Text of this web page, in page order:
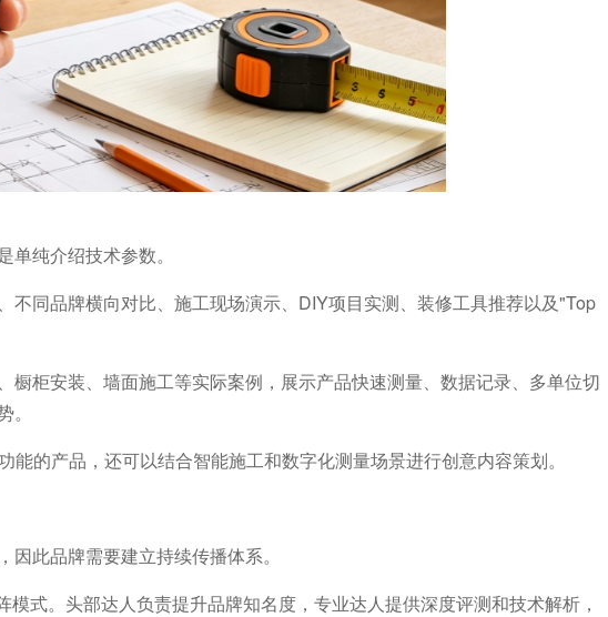
纯介绍技术参数。
不同品牌横向对比、施工现场演示、DIY项目实测、装修工具推荐以及"Top
柜安装、墙面施工等实际案例，展示产品快速测量、数据记录、多单位切
的产品，还可以结合智能施工和数字化测量场景进行创意内容策划。
此品牌需要建立持续传播体系。
式。头部达人负责提升品牌知名度，专业达人提供深度评测和技术解析，